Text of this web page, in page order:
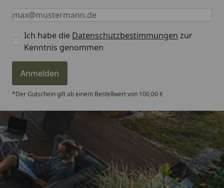
Keine Eingabe erforderlich
Eingabe erforderlich
E-Mail *
Ich habe die Datenschutzbestimmungen zur
Kenntnis genommen
Anmelden
*Der Gutschein gilt ab einem Bestellwert von 100,00 €
Trusted Shops
4,81/ 5